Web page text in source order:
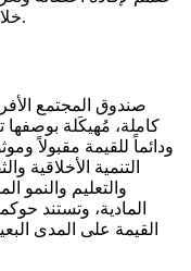
خلال أساس ملموس مدعوم بالذهب والفضة.
صندوق المجتمع
كاملة، مُهيكَلة بوصفها
ودائماً للقيمة مقبولاً
التنمية الأخلاقية
والتعليم والنمو
المادية، وتستند
القيمة على المدى